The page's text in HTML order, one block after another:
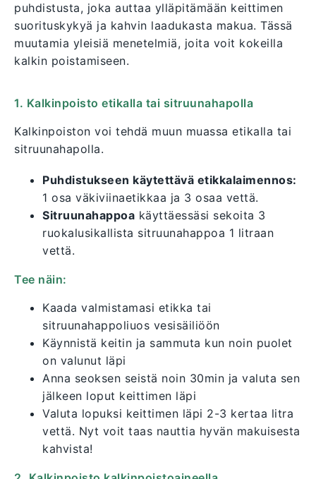
puhdistusta, joka auttaa ylläpitämään keittimen
suorituskykyä ja kahvin laadukasta makua. Tässä
muutamia yleisiä menetelmiä, joita voit kokeilla
kalkin poistamiseen.
1. Kalkinpoisto etikalla tai sitruunahapolla
Kalkinpoiston voi tehdä muun muassa etikalla tai
sitruunahapolla.
Puhdistukseen käytettävä etikkalaimennos:
1 osa väkiviinaetikkaa ja 3 osaa vettä.
Sitruunahappoa käyttäessäsi sekoita 3
ruokalusikallista sitruunahappoa 1 litraan
vettä.
Tee näin:
Kaada valmistamasi etikka tai
sitruunahappoliuos vesisäiliöön
Käynnistä keitin ja sammuta kun noin puolet
on valunut läpi
Anna seoksen seistä noin 30min ja valuta sen
jälkeen loput keittimen läpi
Valuta lopuksi keittimen läpi 2-3 kertaa litra
vettä. Nyt voit taas nauttia hyvän makuisesta
kahvista!